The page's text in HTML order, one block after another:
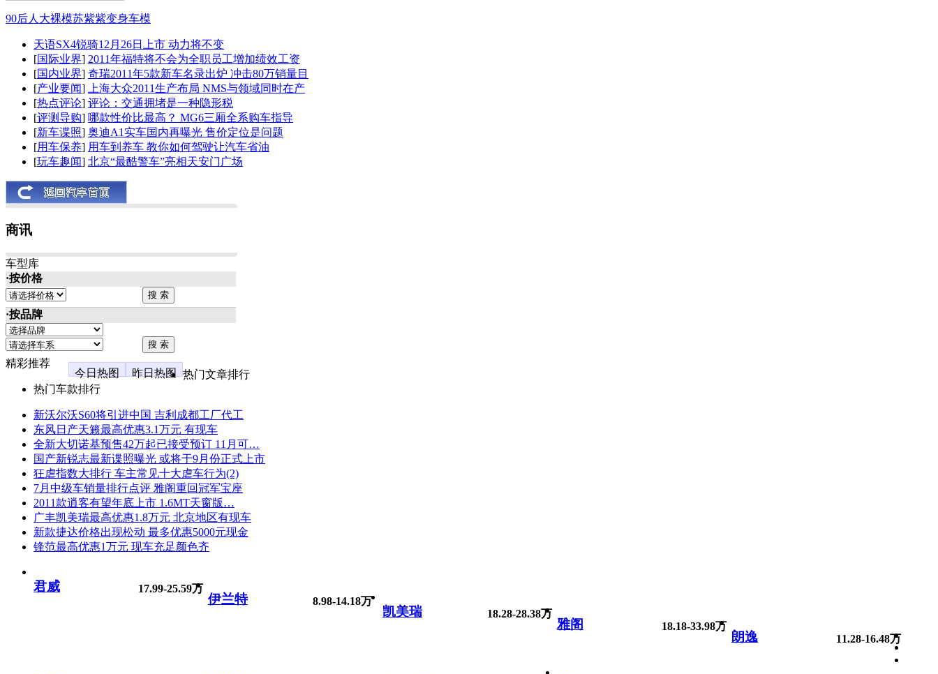
90后人大裸模苏紫紫变身车模
天语SX4锐骑12月26日上市 动力将不变
[国际业界] 2011年福特将不会为全职员工增加绩效工资
[国内业界] 奇瑞2011年5款新车名录出炉 冲击80万销量目
[产业要闻]
上海大众2011生产布局 NMS与领域同时在产
[热点评论] 评论：交通拥堵是一种隐形税
[评测导购] 哪款性价比最高？ MG6三厢全系购车指导
[新车谍照] 奥迪A1实车国内再曝光 售价定位是问题
[用车保养] 用车到养车 教你如何驾驶让汽车省油
[玩车趣闻] 北京“最酷警车”亮相天安门广场
商讯
车型库
·按价格
·按品牌
精彩推荐
今日热图
昨日热图
热门文章排行
热门车款排行
新沃尔沃S60将引进中国 吉利成都工厂代工
东风日产天籁最高优惠3.1万元 有现车
全新大切诺基预售42万起已接受预订 11月可…
国产新锐志最新谍照曝光 或将于9月份正式上市
狂虐指数大排行 车主常见十大虐车行为(2)
7月中级车销量排行点评 雅阁重回冠军宝座
2011款逍客有望年底上市 1.6MT天窗版…
广丰凯美瑞最高优惠1.8万元 北京地区有现车
新款捷达价格出现松动 最多优惠5000元现金
锋范最高优惠1万元 现车充足颜色齐
君威 17.99-25.59万
伊兰特 8.98-14.18万
凯美瑞 18.28-28.38万
雅阁 18.18-33.98万
朗逸 11.28-16.48万